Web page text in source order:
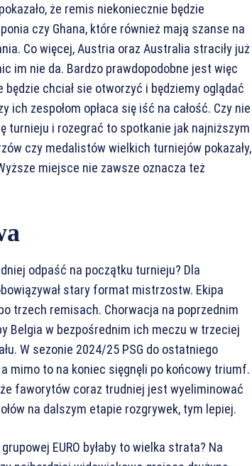
że remis niekoniecznie będzie
czy Ghana, które również mają szanse na
Co więcej, Austria oraz Australia straciły już
im nie da. Bardzo prawdopodobne jest więc
chciał sie otworzyć i będziemy oglądać
zespołom opłaca się iść na całość. Czy nie
turnieju i rozegrać to spotkanie jak najniższym
czy medalistów wielkich turniejów pokazały,
miejsce nie zawsze oznacza też
odpaść na początku turnieju? Dla
stary format mistrzostw. Ekipa
trzech remisach. Chorwacja na poprzednim
Belgia w bezpośrednim ich meczu w trzeciej
W sezonie 2024/25 PSG do ostatniego
mimo to na koniec sięgnęli po końcowy triumf.
że faworytów coraz trudniej jest wyeliminować
na dalszym etapie rozgrywek, tym lepiej.
EURO byłaby to wielka strata? Na